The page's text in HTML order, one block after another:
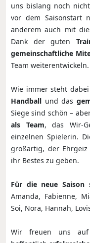
uns bislang noch
vor dem Saisonstart
anderem auch mit
Dank der guten
gemeinschaftliche
Team weiterentwickeln.
Wie immer steht
Handball und das
Siege sind schön –
als Team, das Wir-
einzelnen Spielerin.
großartig, der
ihr Bestes zu geben.
Für die neue Saison
Amanda, Fabienne,
Soi, Nora, Hannah,
Wir freuen uns auf